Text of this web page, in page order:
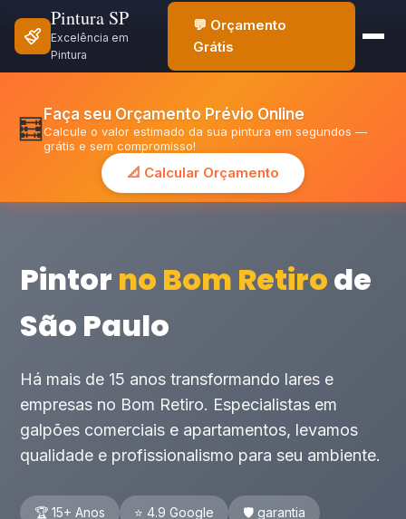
Pintura SP
Excelência em
Pintura
💬 Orçamento
Grátis
🧮 Faça seu Orçamento Prévio Online
Calcule o valor estimado da sua pintura em segundos —
grátis e sem compromisso!
📐 Calcular Orçamento
Pintor no Bom Retirode
São Paulo
Há mais de 15 anos transformando lares e
empresas no Bom Retiro. Especialistas em
galpões comerciais e apartamentos, levamos
qualidade e profissionalismo para seu ambiente.
🏆 15+ Anos ⭐ 4.9 Google 🛡️ garantia